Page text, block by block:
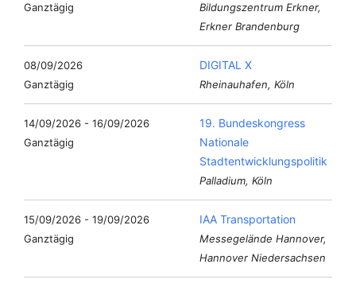
Ganztägig
Bildungszentrum Erkner,
Erkner Brandenburg
08/09/2026
Ganztägig
DIGITAL X
Rheinauhafen, Köln
14/09/2026 - 16/09/2026
Ganztägig
19. Bundeskongress
Nationale
Stadtentwicklungspolitik
Palladium, Köln
15/09/2026 - 19/09/2026
Ganztägig
IAA Transportation
Messegelände Hannover,
Hannover Niedersachsen